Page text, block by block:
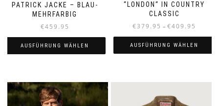
PATRICK JACKE – BLAU-
MEHRFARBIG
€459.95
AUSFÜHRUNG WÄHLEN
weist
mehrere
Varianten
“LONDON“ IN COUNTRY
CLASSIC
€379.95 – €409.95
€379.95
bis
€409.95
AUSFÜHRUNG WÄHLEN
weist
Varianten